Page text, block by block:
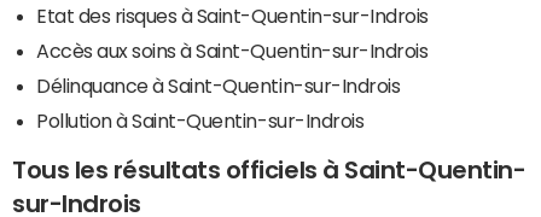
Etat des risques à Saint-Quentin-sur-Indrois
Accès aux soins à Saint-Quentin-sur-Indrois
Délinquance à Saint-Quentin-sur-Indrois
Pollution à Saint-Quentin-sur-Indrois
Tous les résultats officiels à Saint-Quentin-
sur-Indrois